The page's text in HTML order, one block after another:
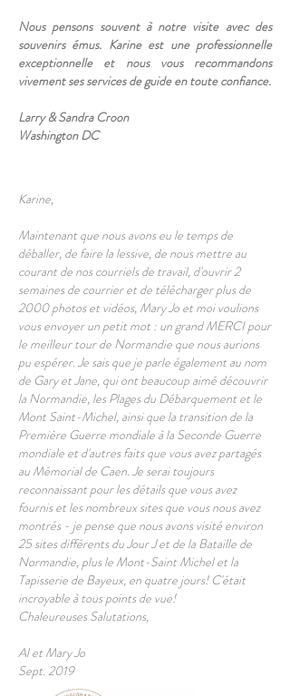
Nous pensons souvent à notre visite avec des
souvenirs émus. Karine est une professionnelle
exceptionnelle et nous vous recommandons
vivement ses services de guide en toute confiance.
Larry & Sandra Croon
Washington DC
Karine,
Maintenant que nous avons eu le temps de
déballer, de faire la lessive, de nous mettre au
courant de nos courriels de travail, d'ouvrir 2
semaines de courrier et de télécharger plus de
2000 photos et vidéos, Mary Jo et moi voulions
vous envoyer un petit mot : un grand MERCI pour
le meilleur tour de Normandie que nous aurions
pu espérer. Je sais que je parle également au nom
de Gary et Jane, qui ont beaucoup aimé découvrir
la Normandie, les Plages du Débarquement et le
Mont Saint-Michel, ainsi que la transition de la
Première Guerre mondiale à la Seconde Guerre
mondiale et d'autres faits que vous avez partagés
au Mémorial de Caen. Je serai toujours
reconnaissant pour les détails que vous avez
fournis et les nombreux sites que vous nous avez
montrés - je pense que nous avons visité environ
25 sites différents du Jour J et de la Bataille de
Normandie, plus le Mont-Saint Michel et la
Tapisserie de Bayeux, en quatre jours! C'était
incroyable à tous points de vue!
Chaleureuses Salutations,
Al et Mary Jo
Sept. 2019